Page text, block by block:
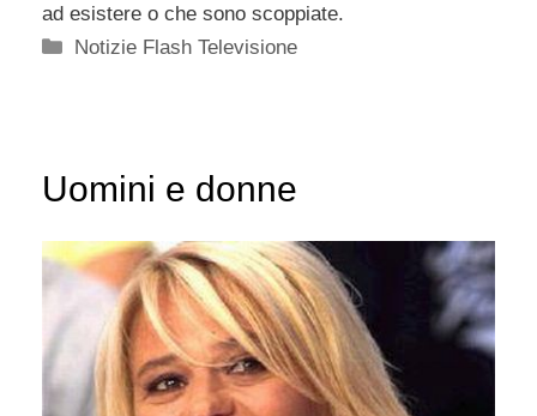
ad esistere o che sono scoppiate.
Categorie
Notizie Flash Televisione
Uomini e donne